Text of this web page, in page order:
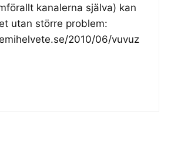
kanalerna själva) kan
utan större problem:
2010/06/vuvuz